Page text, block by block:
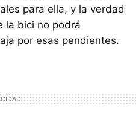
para ella, y la verdad
la bici no podrá
por esas pendientes.